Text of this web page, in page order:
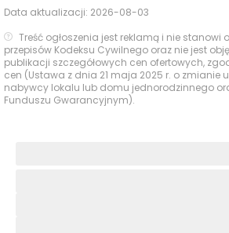
Do 7 metrów wysokości
wysokościom w apartamentach,
się Twoim domem, da Ci
wyjątkowych przestrzeni. Tu
– ona inspiruje. Kolumny ze
oryginalne ceglane ściany i łukowe
Data aktualizacji: 2026-08-03
Treść ogłoszenia jest reklamą i nie stanowi
przepisów Kodeksu Cywilnego oraz nie jest
publikacji szczegółowych cen ofertowych,
cen (Ustawa z dnia 21 maja 2025 r. o zmianie
nabywcy lokalu lub domu jednorodzinnego
Funduszu Gwarancyjnym).